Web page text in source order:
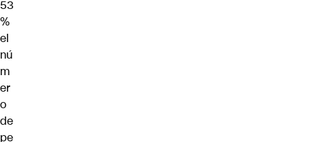
53
%
el
nú
m
er
o
de
pe